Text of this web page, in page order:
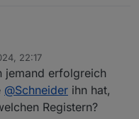
modbus.0
influxdb.0 (418)
(1839)
modbus.0 (1839)
modbus.0 (1839)
ne Fehlermeldung im Log
FC 132"
22:17
jemand erfolgreich
@Schneider ihn hat,
Registern?